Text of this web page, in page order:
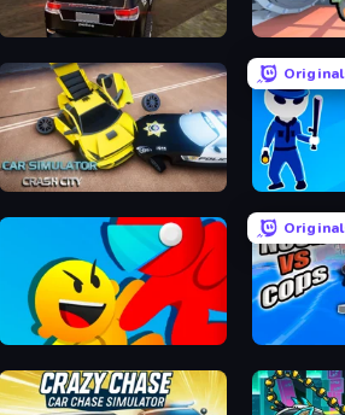
POLICE Chase Simulator Bank
Car Simulator: Crash City Jailbreak:
Riot Escape Noob vs